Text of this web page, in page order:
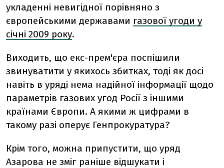
укладенні невигідної порівняно з
європейськими державами газової угоди у
січні 2009 року.
Виходить, що екс-прем'єра поспішили
звинуватити у якихось збитках, тоді як досі
навіть в уряді нема надійної інформації щодо
параметрів газових угод Росії з іншими
країнами Європи. А якими ж цифрами в
такому разі оперує Генпрокуратура?
Крім того, можна припустити, що уряд
Азарова не зміг раніше відшукати і